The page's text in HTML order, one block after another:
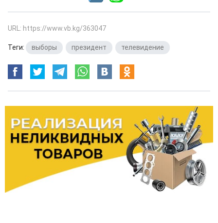
URL: https://www.vb.kg/363047
Теги: выборы президент телевидение